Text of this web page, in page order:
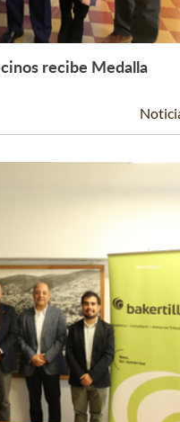
Leer Más +
recibe Medalla